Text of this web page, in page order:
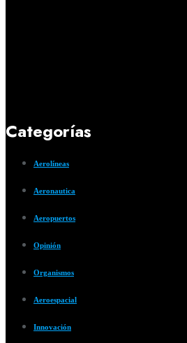
Categorías
Aerolíneas
Aeronautica
Aeropuertos
Opinión
Organismos
Aeroespacial
Innovación